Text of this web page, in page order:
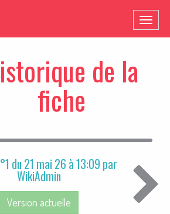
de la
fiche
du 21 mai 26 à 13:09 par
WikiAdmin
Version actuelle